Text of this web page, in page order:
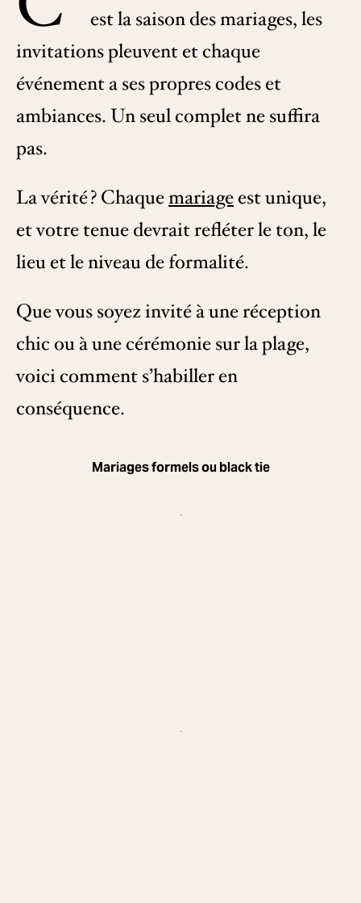
est la saison des mariages, les
invitations pleuvent et chaque
événement a ses propres codes et
ambiances. Un seul complet ne suffira
pas.
La vérité ? Chaquemariageest unique,
et votre tenue devrait refléter le ton, le
lieu et le niveau de formalité.
Que vous soyez invité à une réception
chic ou à une cérémonie sur la plage,
voici comment s’habiller en
conséquence.
Mariages formels ou black tie